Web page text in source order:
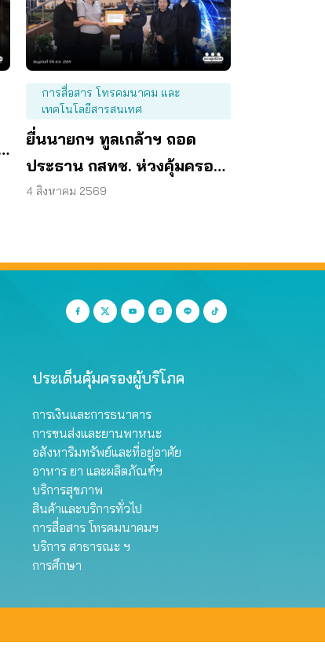
การสื่อสาร โทรคมนาคม และ
เทคโนโลยีสารสนเทศ
ยื่นนายกฯ ทูลเกล้าฯ ถอด
ประธาน กสทช. ห่วงคุ้มครอง
ผู้บริโภคสะดุด
4 สิงหาคม 2569
ประเด็นคุ้มครองผู้บริโภค
การเงินและการธนาคาร
การขนส่งและยานพาหนะ
อสังหาริมทรัพย์และที่อยู่อาศัย
อาหาร ยา และผลิตภัณฑ์ฯ
บริการสุขภาพ
สินค้าและบริการทั่วไป
การสื่อสาร โทรคมนาคมฯ
บริการ สาธารณะ ฯ
การศึกษา